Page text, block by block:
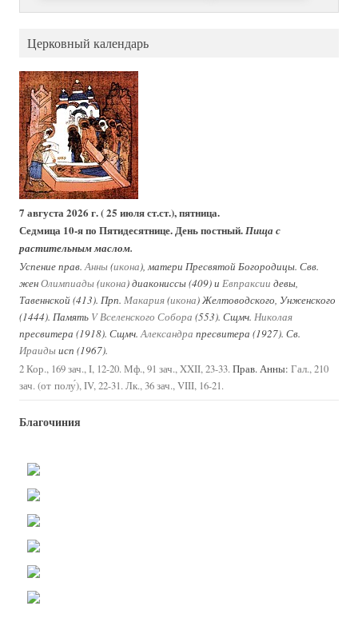
Церковный календарь
7 августа 2026 г. ( 25 июля ст.ст.), пятница.
Седмица 10-я по Пятидесятнице. День постный.Пища с
растительным маслом.
Успение прав.Анны(икона), матери Пресвятой Богородицы. Свв.
женОлимпиады(икона) диакониссы (409) и Евпраксии девы,
Тавеннской (413). Прп. Макария(икона) Желтоводского, Унженского
(1444). Память V Вселенского Собора (553). Сщмч. Николая
пресвитера (1918). Сщмч.Александра пресвитера (1927). Св.
Ираидыисп (1967).
2 Кор., 169 зач., I, 12-20. Мф., 91 зач., XXII, 23-33. Прав. Анны: Гал., 210
зач. (от полу́), IV, 22-31. Лк., 36 зач., VIII, 16-21.
Благочиния